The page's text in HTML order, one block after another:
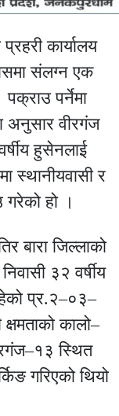
कार्यालय
संलग्न एक
पर्नेमा
वीरगंज
हुसेनलाई
स्थानीयवासी र
हो ।
बारा जिल्लाको
३२ वर्षीय
प्र.२–०३–
कालो–
स्थित
गरिएको थियो